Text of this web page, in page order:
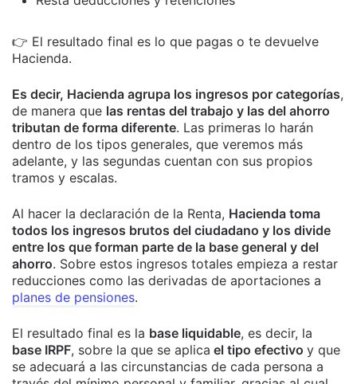
👉 El resultado final es lo que pagas o te devuelve
Hacienda.
Es decir, Hacienda agrupa los ingresos por categorías,
de manera que las rentas del trabajo y las del ahorro
tributan de forma diferente. Las primeras lo harán
dentro de los tipos generales, que veremos más
adelante, y las segundas cuentan con sus propios
tramos y escalas.
Al hacer la declaración de la Renta, Hacienda toma
todos los ingresos brutos del ciudadano y los divide
entre los que forman parte de la base general y del
ahorro. Sobre estos ingresos totales empieza a restar
reducciones como las derivadas de aportaciones a
planes de pensiones.
El resultado final es la base liquidable, es decir, la
base IRPF, sobre la que se aplica el tipo efectivo y que
se adecuará a las circunstancias de cada persona a